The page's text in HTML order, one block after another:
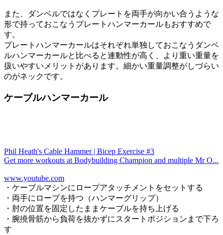
また、ダンベルではなく プレートを両手が向かい合うような
形で持っておこなう プレートハンマーカールもおすすめで
す。
プレートハンマーカールはそれぞれ単独しておこなうダンベ
ルハンマーカールと比べると連動性が高く、より重い重量を
扱いやすいメリットがあります。細かい重量調整がしづらい
のがネックです。
ケーブルハンマーカール
Phil Heath's Cable Hammer | Bicep Exercise #3
Get more workouts at Bodybuilding Champion and multiple Mr O...
www.youtube.com
・ケーブルマシンにロープアタッチメントをセットする
・両手にロープを持つ（ハンマーグリップ）
・肘の位置を固定したままケーブルを持ち上げる
・腕撓骨筋から負荷を抜かずにスタートポジションまで下ろ
す